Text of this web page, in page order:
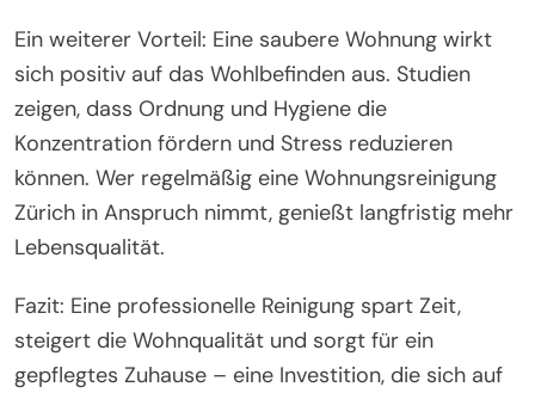
Ein weiterer Vorteil: Eine saubere Wohnung wirkt
sich positiv auf das Wohlbefinden aus. Studien
zeigen, dass Ordnung und Hygiene die
Konzentration fördern und Stress reduzieren
können. Wer regelmäßig eine Wohnungsreinigung
Zürich in Anspruch nimmt, genießt langfristig mehr
Lebensqualität.
Fazit: Eine professionelle Reinigung spart Zeit,
steigert die Wohnqualität und sorgt für ein
gepflegtes Zuhause – eine Investition, die sich auf